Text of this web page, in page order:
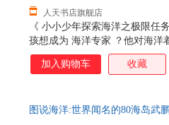
《 小小少年探索海洋之极限任
孩想成为 海洋专家 ？他对海洋
洋， 《 小小少年探索海洋之极
海洋探索梦想 。 海洋探险家
洋海岸,然后到南美,*后在阿根
人天书店旗舰店
加入购物车 收藏
图说海洋:世界闻名的80海岛武